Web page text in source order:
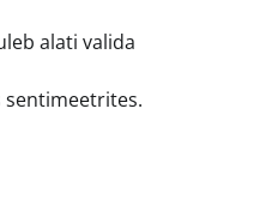
alati valida
sentimeetrites.